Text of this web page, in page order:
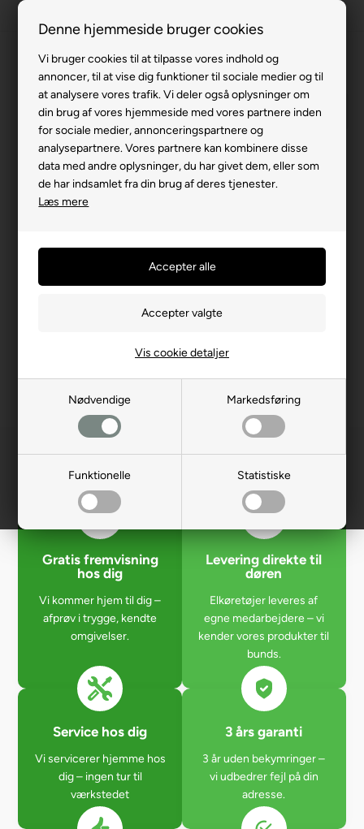
Denne hjemmeside bruger cookies
Vi bruger cookies til at tilpasse vores indhold og
annoncer, til at vise dig funktioner til sociale medier og til
at analysere vores trafik. Vi deler også oplysninger om
din brug af vores hjemmeside med vores partnere inden
for sociale medier, annonceringspartnere og
analysepartnere. Vores partnere kan kombinere disse
data med andre oplysninger, du har givet dem, eller som
de har indsamlet fra din brug af deres tjenester.
Læs mere
Nødvendige Markedsføring
Funktionelle Statistiske
Vis cookie detaljer
Min konto
Gratis fremvisning
hos dig
Vi kommer hjem til dig –
afprøv i trygge, kendte
omgivelser.
Levering direkte til
døren
Elkøretøjer leveres af
egne medarbejdere – vi
kender vores produkter til
bunds.
Service hos dig
Vi servicerer hjemme hos
dig – ingen tur til
værkstedet
3 års garanti
3 år uden bekymringer –
vi udbedrer fejl på din
adresse.